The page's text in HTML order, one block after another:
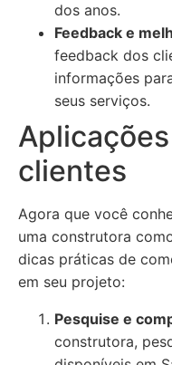
dos anos.
Feedback e
feedback dos
informações
seus serviços.
clientes
Agora que você
uma construtora
dicas práticas de
em seu projeto:
Pesquise e
construtora,